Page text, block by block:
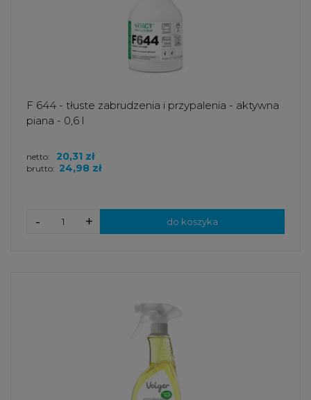
F 644 - tłuste zabrudzenia i przypalenia - aktywna
piana - 0,6 l
brutto: 24,98 zł
netto: 20,31 zł
+
- do koszyka